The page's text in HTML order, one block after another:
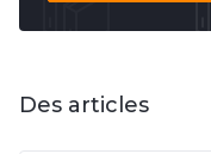
Des articles